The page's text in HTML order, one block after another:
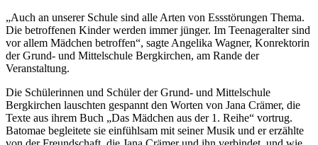
„Auch an unserer Schule sind alle Arten von Essstörungen Thema.
Die betroffenen Kinder werden immer jünger. Im Teenageralter sind
vor allem Mädchen betroffen“, sagte Angelika Wagner, Konrektorin
der Grund- und Mittelschule Bergkirchen, am Rande der
Veranstaltung.
Die Schülerinnen und Schüler der Grund- und Mittelschule
Bergkirchen lauschten gespannt den Worten von Jana Crämer, die
Texte aus ihrem Buch „Das Mädchen aus der 1. Reihe“ vortrug.
Batomae begleitete sie einfühlsam mit seiner Musik und er erzählte